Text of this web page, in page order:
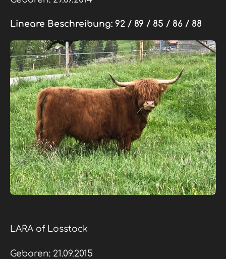
Lineare Beschreibung: 92 / 89 / 85 / 86 / 88
LARA of Losstock
Geboren: 21.09.2015